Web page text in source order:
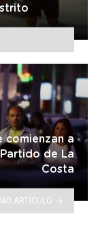
comienzan a
de La
Costa
ARTÍCULO